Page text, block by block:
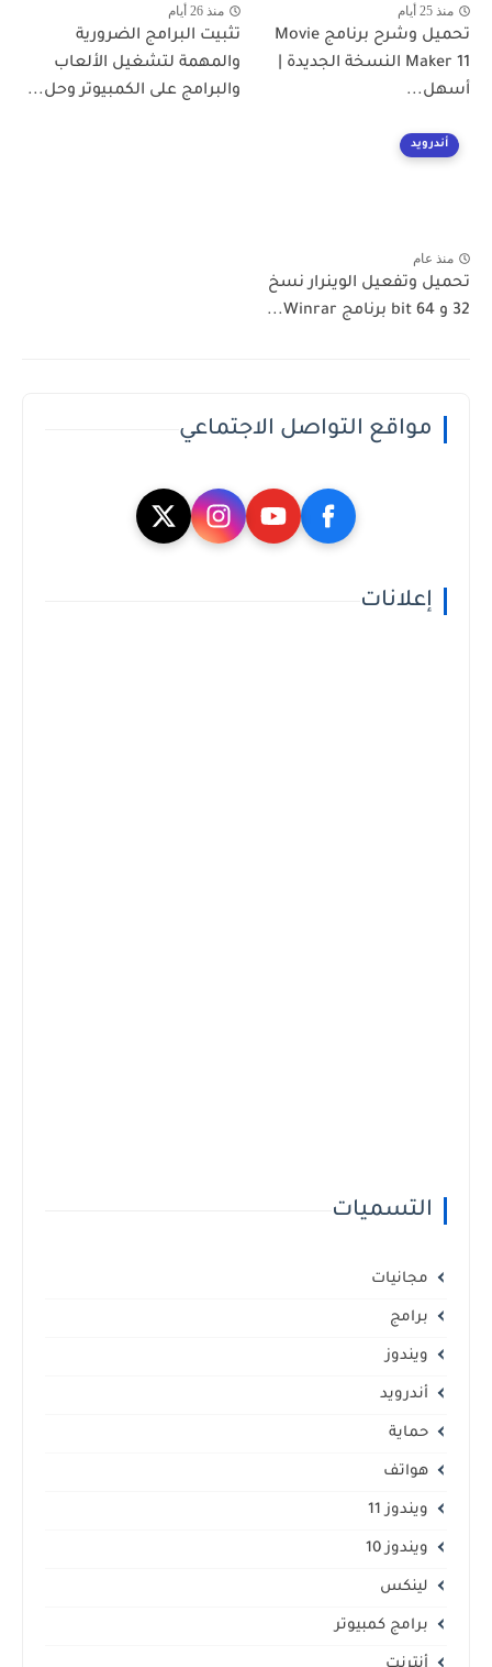
منذ 25 أيام
تحميل وشرح برنامج Movie
Maker 11 النسخة الجديدة |
أسهل...
منذ 26 أيام
تثبيت البرامج الضرورية
والمهمة لتشغيل الألعاب
والبرامج على الكمبيوتر وحل...
أندرويد
منذ عام
تحميل وتفعيل الوينرار نسخ
32 و 64 bit برنامج Winrar...
مواقع التواصل الاجتماعي
إعلانات
التسميات
مجانيات
برامج
ويندوز
أندرويد
حماية
هواتف
ويندوز 11
ويندوز 10
لينكس
برامج كمبيوتر